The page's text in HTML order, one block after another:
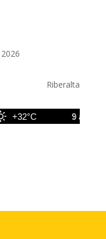
Riberalta
+32°C 9 ago